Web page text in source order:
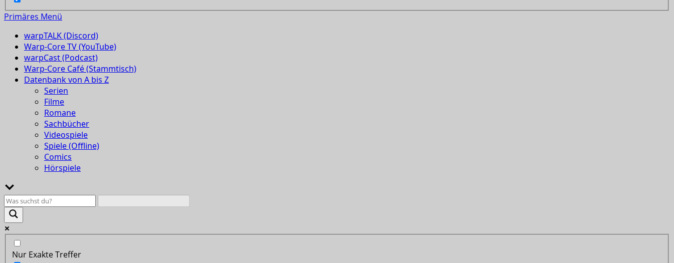
Primäres Menü
warpTALK (Discord)
Warp-Core TV (YouTube)
warpCast (Podcast)
Warp-Core Café (Stammtisch)
Datenbank von A bis Z
Serien
Filme
Romane
Sachbücher
Videospiele
Spiele (Offline)
Comics
Hörspiele
Nur Exakte Treffer